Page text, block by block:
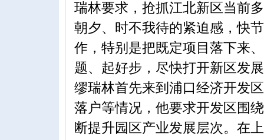
瑞林要求，抢抓江北新区当前
朝夕、时不我待的紧迫感，快
作，特别是把既定项目落下来
题、起好步，尽快打开新区发
缪瑞林首先来到浦口经济开发
落户等情况，他要求开发区围
断提升园区产业发展层次。在